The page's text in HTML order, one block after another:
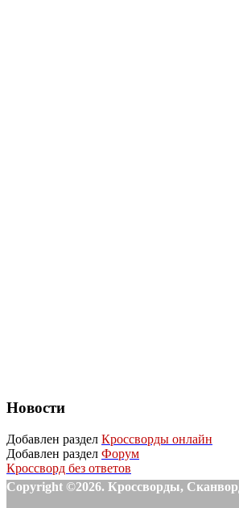
Новости
Добавлен раздел Кроссворды онлайн
Добавлен раздел Форум
Кроссворд без ответов
Copyright ©2026. Кроссворды,